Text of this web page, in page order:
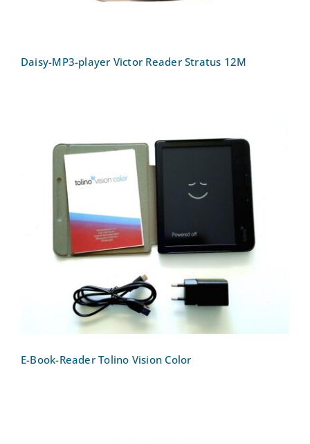
Daisy-MP3-player Victor Reader Stratus 12M
E-Book-Reader Tolino Vision Color
E-Book-Reader Tolino Vision Color